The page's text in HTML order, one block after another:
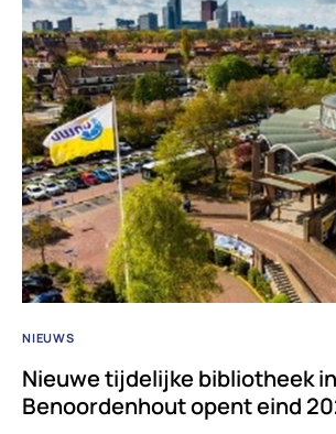
NIEUWS
Nieuwe tijdelijke bibliotheek in
Benoordenhout opent eind